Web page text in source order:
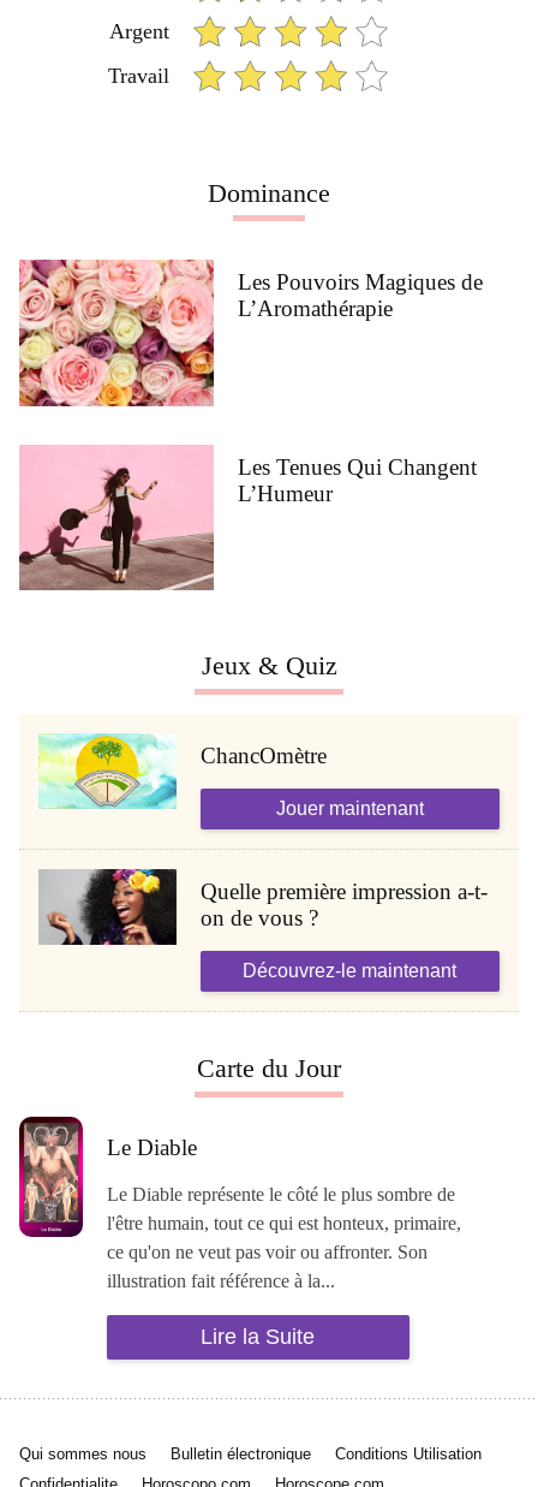
Argent
Travail
Dominance
Les Pouvoirs Magiques de
L’Aromathérapie
Les Tenues Qui Changent
L’Humeur
Jeux & Quiz
ChancOmètre
Jouer maintenant
Quelle première impression a-t-
on de vous ?
Découvrez-le maintenant
Carte du Jour
Le Diable
Le Diable représente le côté le plus sombre de
l'être humain, tout ce qui est honteux, primaire,
ce qu'on ne veut pas voir ou affronter. Son
illustration fait référence à la...
Lire la Suite
Qui sommes nous Bulletin électronique
Conditions Utilisation